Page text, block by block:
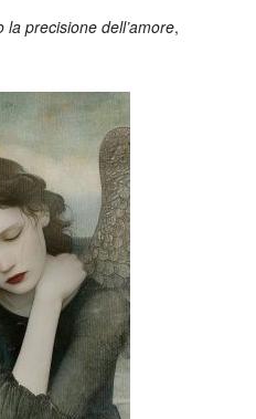
precisione dell’amore,